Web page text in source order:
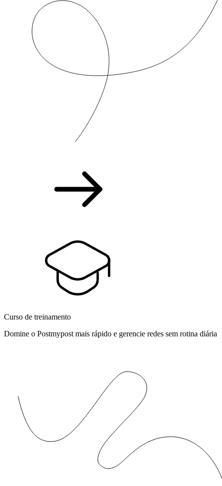
Curso de treinamento
Domine o Postmypost mais rápido e gerencie redes sem rotina diária